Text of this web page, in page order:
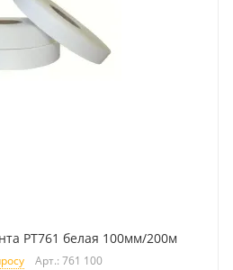
PT761 белая 100мм/200м
Арт.: 761 100